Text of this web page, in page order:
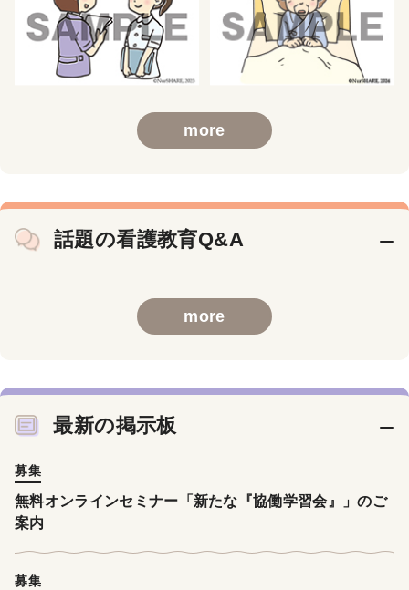
more
話題の看護教育Q&A
more
最新の掲示板
募集
無料オンラインセミナー「新たな『協働学習会』」のご
案内
募集